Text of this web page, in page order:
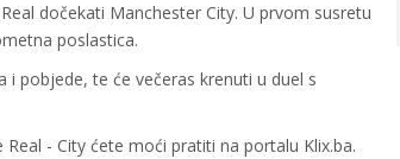
dočekati Manchester City. U prvom susretu
poslastica.
pobjede, te će večeras krenuti u duel s
- City ćete moći pratiti na portalu Klix.ba.